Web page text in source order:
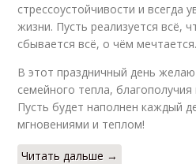
стрессоустойчивости и всегда
жизни. Пусть реализуется всё,
сбывается всё, о чём мечтается.
В этот праздничный день
семейного тепла, благополучия
Пусть будет наполнен каждый
мгновениями и теплом!
Читать дальше →